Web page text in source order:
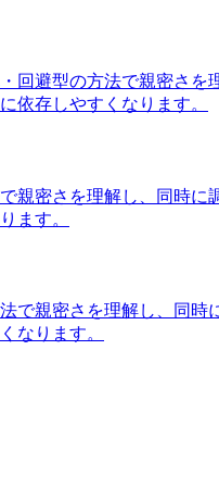
避型の方法で親密さ
依存しやすくなります。
密さを理解し、同時
ます。
親密さを理解し、同
なります。